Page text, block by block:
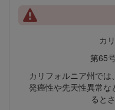
カ
第65
カリフォルニア州で
発癌性や先天性異常
ると